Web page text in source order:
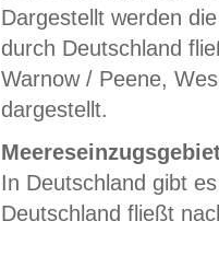
Dargestellt werden
durch Deutschland
Warnow / Peene,
dargestellt.
In Deutschland gibt
Deutschland fließt